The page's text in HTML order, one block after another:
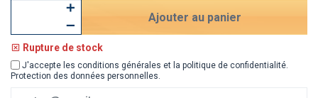
Ajouter au panier
Rupture de stock
J'accepte les conditions générales et la politique de confidentialité.
Protection des données personnelles.